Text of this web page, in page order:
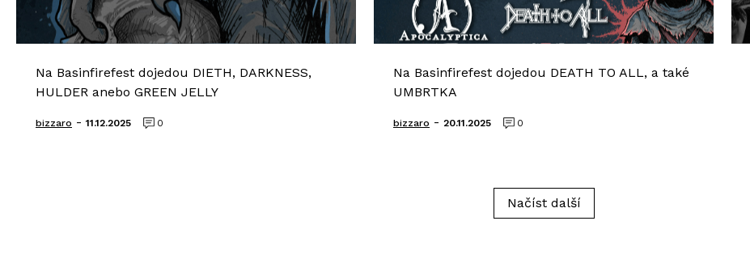
Na Basinfirefest dojedou DIETH, DARKNESS,
HULDER anebo GREEN JELLY
bizzaro - 11.12.2025 0
Na Basinfirefest dojedou DEATH TO ALL, a také
UMBRTKA
bizzaro - 20.11.2025 0
Načíst další